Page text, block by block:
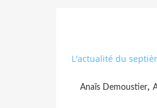
L'actualité du
Anaïs Demoustier,